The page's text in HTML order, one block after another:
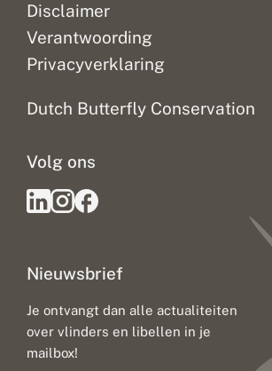
Disclaimer
Verantwoording
Privacyverklaring
Dutch Butterfly Conservation
Nieuwsbrief
Je ontvangt dan alle actualiteiten
over vlinders en libellen in je
mailbox!
Volg ons